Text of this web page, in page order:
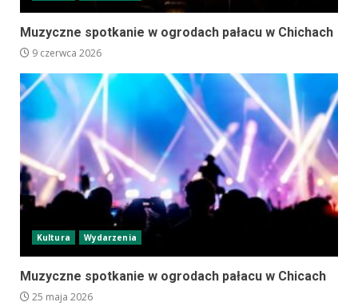
Muzyczne spotkanie w ogrodach pałacu w Chichach
9 czerwca 2026
Kultura Wydarzenia
Muzyczne spotkanie w ogrodach pałacu w Chicach
25 maja 2026